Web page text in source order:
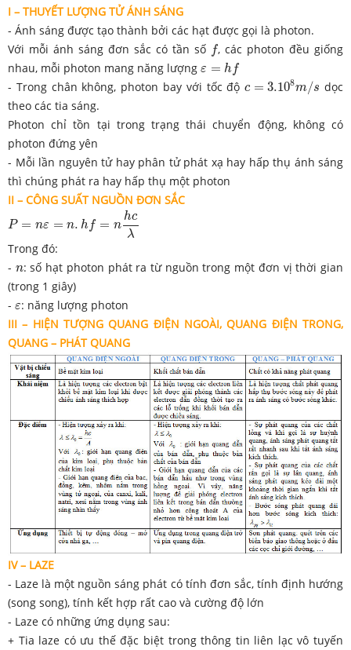
I – THUYẾT LƯỢNG TỬ ÁNH SÁNG
- Ánh sáng được tạo thành bởi các hạt được gọi là photon.
Với mỗi ánh sáng đơn sắc có tần số f
f, các photon đều giống
nhau, mỗi photon mang năng lượng ε = hf
ε = f
- Trong chân không, photon bay với tốc độc = 3.108m/s
3.108m /s
dọc
theo các tia sáng.
Photon chỉ tồn tại trong trạng thái chuyển động, không có
photon đứng yên
- Mỗi lần nguyên tử hay phân tử phát xạ hay hấp thụ ánh sáng
thì chúng phát ra hay hấp thụ một photon
II – CÔNG SUẤT NGUỒN ĐƠN SẮC
P = nε = n. hf = n
hc
λ
P nε=n.hf= nhcλ
Trong đó:
- n
n: số hạt photon phát ra từ nguồn trong một đơn vị thời gian
(trong 1 giây)
- ε
ε: năng lượng photon
III – HIỆN TƯỢNG QUANG ĐIỆN NGOÀI, QUANG ĐIỆN TRONG,
QUANG – PHÁT QUANG
IV – LAZE
- Laze là một nguồn sáng phát có tính đơn sắc, tính định hướng
(song song), tính kết hợp rất cao và cường độ lớn
- Laze có những ứng dụng sau:
+ Tia laze có ưu thế đặc biệt trong thông tin liên lạc vô tuyến